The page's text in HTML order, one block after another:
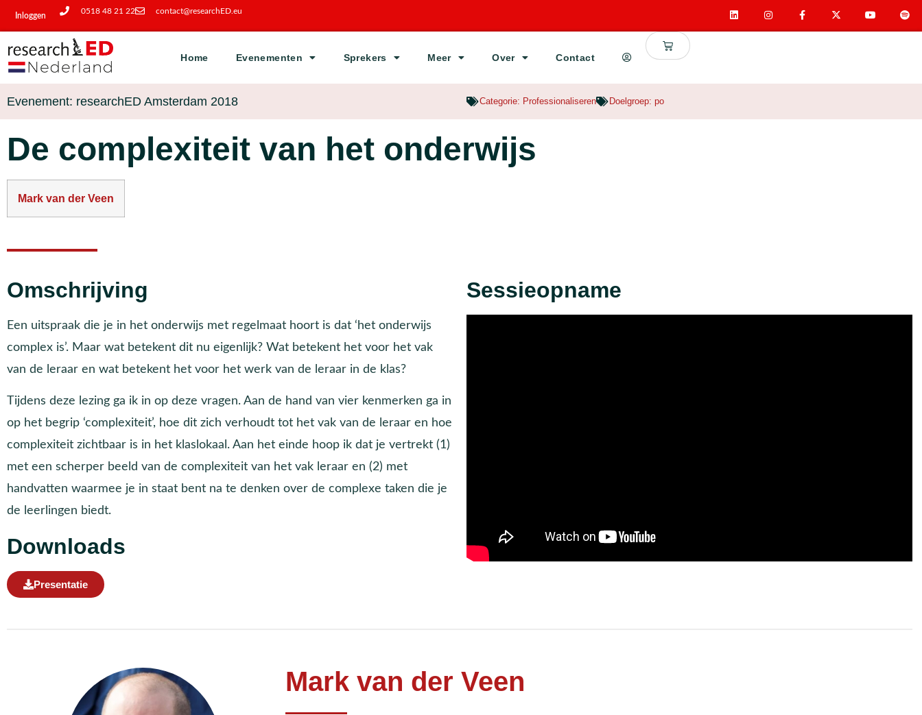
Inloggen
0518 48 21 22 contact@researchED.eu
Home Evenementen Sprekers Meer Over Contact
Evenement: researchED Amsterdam 2018 Categorie: Professionaliseren Doelgroep: po
De complexiteit van het onderwijs
Mark van der Veen
Omschrijving
Een uitspraak die je in het onderwijs met regelmaat hoort is dat ‘het onderwijs
complex is’. Maar wat betekent dit nu eigenlijk? Wat betekent het voor het vak
van de leraar en wat betekent het voor het werk van de leraar in de klas?
Tijdens deze lezing ga ik in op deze vragen. Aan de hand van vier kenmerken ga in
op het begrip ‘complexiteit’, hoe dit zich verhoudt tot het vak van de leraar en hoe
complexiteit zichtbaar is in het klaslokaal. Aan het einde hoop ik dat je vertrekt (1)
met een scherper beeld van de complexiteit van het vak leraar en (2) met
handvatten waarmee je in staat bent na te denken over de complexe taken die je
de leerlingen biedt.
Downloads
Presentatie
Sessieopname
Mark van der Veen